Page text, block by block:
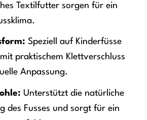
Textilfutter sorgen für ein
Speziell auf Kinderfüsse
praktischem Klettverschluss
Anpassung.
Unterstützt die natürliche
des Fusses und sorgt für ein